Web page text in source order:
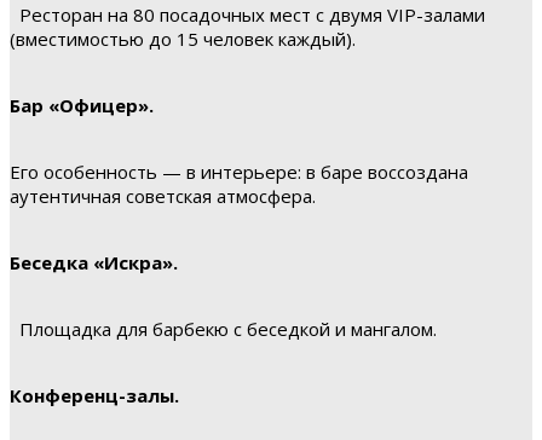
Ресторан на 80 посадочных мест с двумя VIP-залами
(вместимостью до 15 человек каждый).
Бар «Офицер».
Его особенность — в интерьере: в баре воссоздана
аутентичная советская атмосфера.
Беседка «Искра».
Площадка для барбекю с беседкой и мангалом.
Конференц-залы.